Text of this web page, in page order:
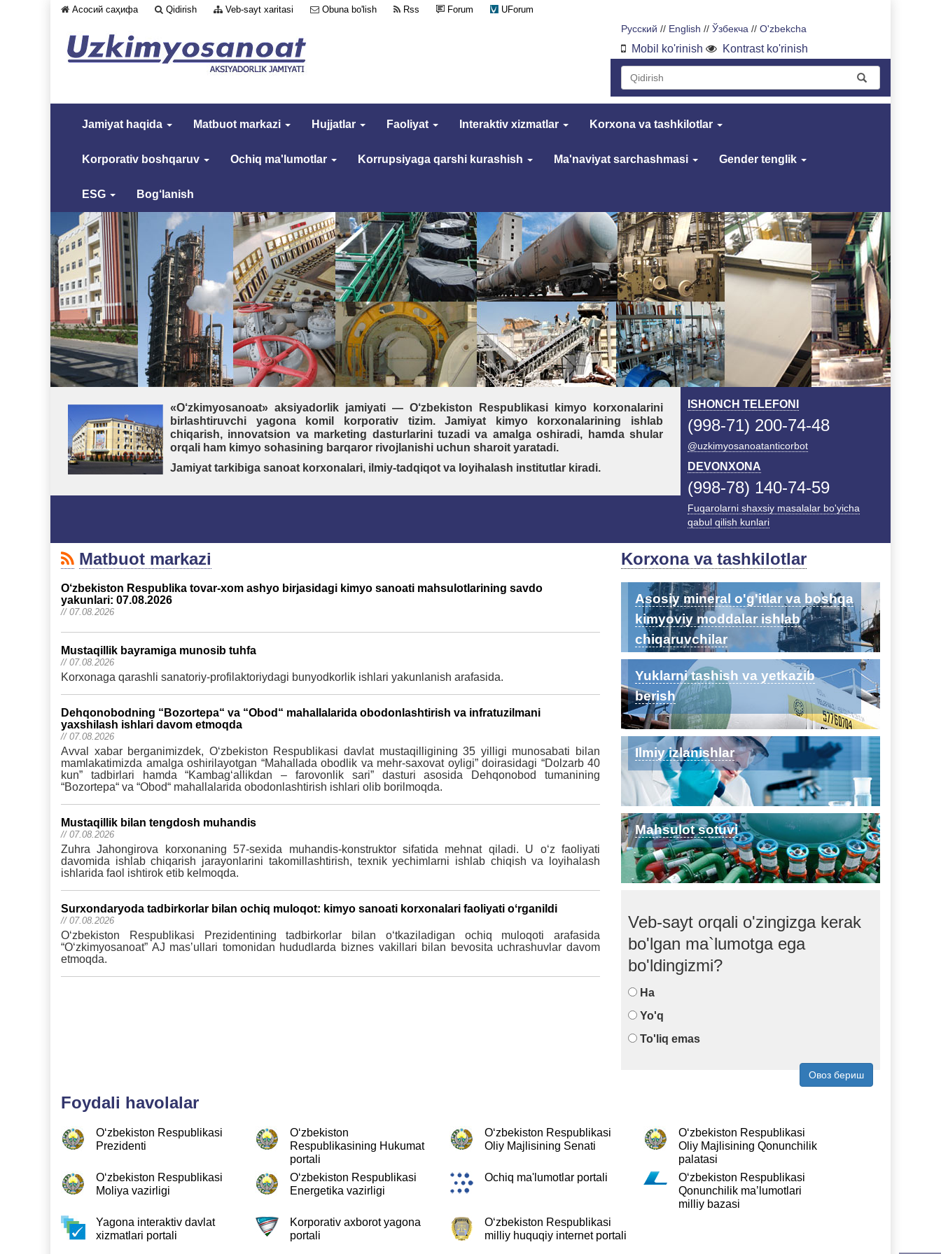
Асосий саҳифа Qidirish Veb-sayt xaritasi Obuna bo'lish Rss Forum
UForum
Русский // English // Ўзбекча // O'zbekcha
Mobil ko'rinish Kontrast ko'rinish
Jamiyat haqida Matbuot markazi Hujjatlar Faoliyat Interaktiv xizmatlar Korxona va tashkilotlar
Korporativ boshqaruv Ochiq ma'lumotlar Korrupsiyaga qarshi kurashish Ma'naviyat sarchashmasi Gender tenglik
ESG Bog‘lanish
«O‘zkimyosanoat» aksiyadorlik jamiyati — O‘zbekiston Respublikasi kimyo korxonalarini
birlashtiruvchi yagona komil korporativ tizim. Jamiyat kimyo korxonalarining ishlab
chiqarish, innovatsion va marketing dasturlarini tuzadi va amalga oshiradi, hamda shular
orqali ham kimyo sohasining barqaror rivojlanishi uchun sharoit yaratadi.
Jamiyat tarkibiga sanoat korxonalari, ilmiy-tadqiqot va loyihalash institutlar kiradi.
ISHONCH TELEFONI
(998-71) 200-74-48
@uzkimyosanoatanticorbot
DEVONXONA
(998-78) 140-74-59
Fuqarolarni shaxsiy masalalar bo'yicha
qabul qilish kunlari
Matbuot markazi
O‘zbekiston Respublika tovar-xom ashyo birjasidagi kimyo sanoati mahsulotlarining savdo
yakunlari: 07.08.2026
// 07.08.2026
Mustaqillik bayramiga munosib tuhfa
// 07.08.2026
Korxonaga qarashli sanatoriy-profilaktoriydagi bunyodkorlik ishlari yakunlanish arafasida.
Dehqonobodning “Bozortepa“ va “Obod“ mahallalarida obodonlashtirish va infratuzilmani
yaxshilash ishlari davom etmoqda
// 07.08.2026
Avval xabar berganimizdek, Oʻzbekiston Respublikasi davlat mustaqilligining 35 yilligi munosabati bilan
mamlakatimizda amalga oshirilayotgan “Mahallada obodlik va mehr-saxovat oyligi” doirasidagi “Dolzarb 40
kun” tadbirlari hamda “Kambagʻallikdan – farovonlik sari” dasturi asosida Dehqonobod tumanining
“Bozortepa“ va “Obod“ mahallalarida obodonlashtirish ishlari olib borilmoqda.
Mustaqillik bilan tengdosh muhandis
// 07.08.2026
Zuhra Jahongirova korxonaning 57-sexida muhandis-konstruktor sifatida mehnat qiladi. U o‘z faoliyati
davomida ishlab chiqarish jarayonlarini takomillashtirish, texnik yechimlarni ishlab chiqish va loyihalash
ishlarida faol ishtirok etib kelmoqda.
Surxondaryoda tadbirkorlar bilan ochiq muloqot: kimyo sanoati korxonalari faoliyati oʻrganildi
// 07.08.2026
Oʻzbekiston Respublikasi Prezidentining tadbirkorlar bilan oʻtkaziladigan ochiq muloqoti arafasida
“Oʻzkimyosanoat” AJ masʼullari tomonidan hududlarda biznes vakillari bilan bevosita uchrashuvlar davom
etmoqda.
Korxona va tashkilotlar
Asosiy mineral o'g'itlar va boshqa
kimyoviy moddalar ishlab
chiqaruvchilar
Yuklarni tashish va yetkazib
berish
Ilmiy izlanishlar
Mahsulot sotuvi
Veb-sayt orqali o'zingizga kerak
bo'lgan ma`lumotga ega
bo'ldingizmi?
Ha
Yo'q
To'liq emas
Овоз бериш
Foydali havolalar
O‘zbekiston Respublikasi
Prezidenti
O‘zbekiston
Respublikasining Hukumat
portali
O‘zbekiston Respublikasi
Oliy Majlisining Senati
O‘zbekiston Respublikasi
Oliy Majlisining Qonunchilik
palatasi
O‘zbekiston Respublikasi
Moliya vazirligi
O‘zbekiston Respublikasi
Energetika vazirligi
Ochiq ma'lumotlar portali
O‘zbekiston Respublikasi
Qonunchilik ma’lumotlari
milliy bazasi
Yagona interaktiv davlat
xizmatlari portali
Korporativ axborot yagona
portali
O‘zbekiston Respublikasi
milliy huquqiy internet portali